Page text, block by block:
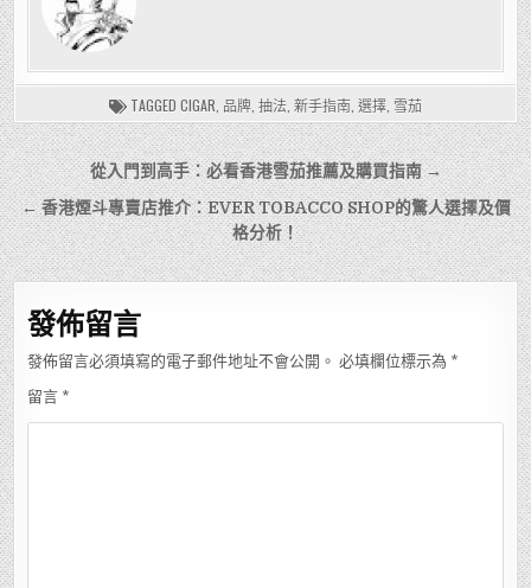
TAGGED CIGAR 品牌 抽法 新手指南 選擇 雪茄
文
章
導
覽
從入門到高手：必看香港雪茄推薦及購買指南 →
← 香港煙斗專賣店推介：EVER TOBACCO SHOP的驚人選擇及價
格分析！
發佈留言
發佈留言必須填寫的電子郵件地址不會公開。 必填欄位標示為 *
留言 *